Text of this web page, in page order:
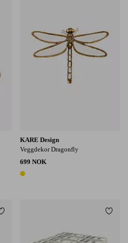
KARE Design
Veggdekor Dragonfly
699 NOK
1 farge
Legg til favoritter